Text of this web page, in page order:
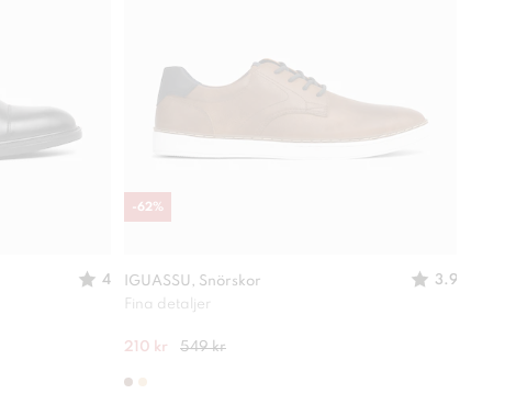
4
IGUASSU, Snörskor
3.9
Fina detaljer
210 kr 549 kr
-62%